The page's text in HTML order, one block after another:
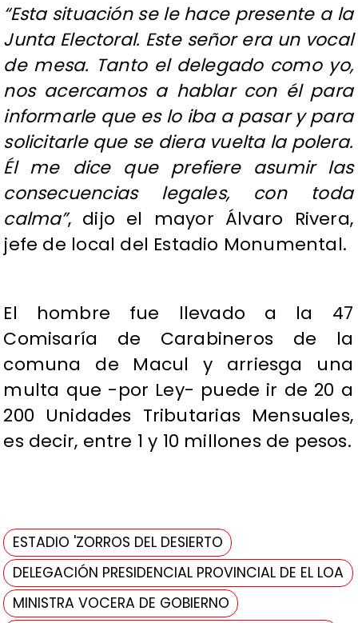
“Esta situación se le hace presente a la
Junta Electoral. Este señor era un vocal
de mesa. Tanto el delegado como yo,
nos acercamos a hablar con él para
informarle que es lo iba a pasar y para
solicitarle que se diera vuelta la polera.
Él me dice que prefiere asumir las
consecuencias legales, con toda
calma”, dijo el mayor Álvaro Rivera,
jefe de local del Estadio Monumental.
El hombre fue llevado a la 47
Comisaría de Carabineros de la
comuna de Macul y arriesga una
multa que -por Ley- puede ir de 20 a
200 Unidades Tributarias Mensuales,
es decir, entre 1 y 10 millones de pesos.
ESTADIO 'ZORROS DEL DESIERTO
DELEGACIÓN PRESIDENCIAL PROVINCIAL DE EL LOA
MINISTRA VOCERA DE GOBIERNO